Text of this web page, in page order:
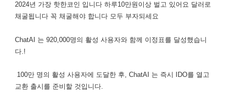
2024년 가장 핫한코인 입니다 하루10만원이상 벌고 있어요 달러로
채굴됩니다 꼭 채굴해야 합니다 모두 부자되세요
ChatAI 는 920,000명의 활성 사용자와 함께 이정표를 달성했습니
다.!
100만 명의 활성 사용자에 도달한 후, ChatAI 는 즉시 IDO를 열고
교환 출시를 준비할 것입니다.